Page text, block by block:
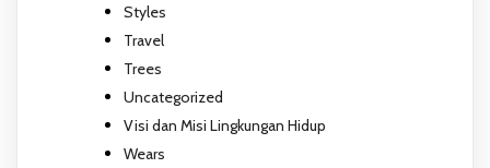
Styles
Travel
Trees
Uncategorized
Visi dan Misi Lingkungan Hidup
Wears